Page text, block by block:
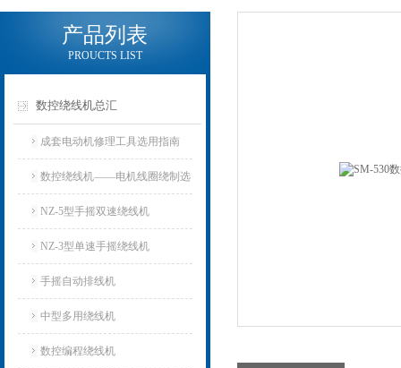
产品列表
PROUCTS LIST
数控绕线机总汇
成套电动机修理工具选用指南
数控绕线机——电机线圈绕制选
用指南
NZ-5型手摇双速绕线机
NZ-3型单速手摇绕线机
手摇自动排线机
中型多用绕线机
数控编程绕线机